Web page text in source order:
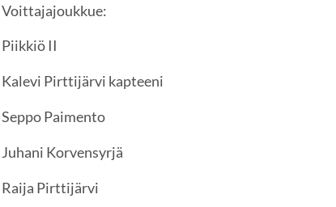
Voittajajoukkue:
Piikkiö II
Kalevi Pirttijärvi kapteeni
Seppo Paimento
Juhani Korvensyrjä
Raija Pirttijärvi